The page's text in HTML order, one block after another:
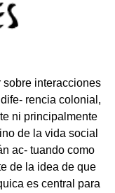
sobre interacciones
rencia colonial,
ni principalmente
de la vida social
ac- tuando como
de la idea de que
es central para